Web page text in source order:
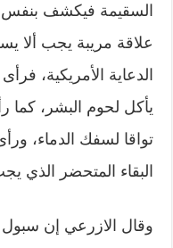
السقيمة فيكشف بنفس
علاقة مريبة يجب ألا
الدعاية الأمريكية،
يأكل لحوم البشر، كما
تواقا لسفك الدماء،
البقاء المتحضر
وقال الازرعي إن